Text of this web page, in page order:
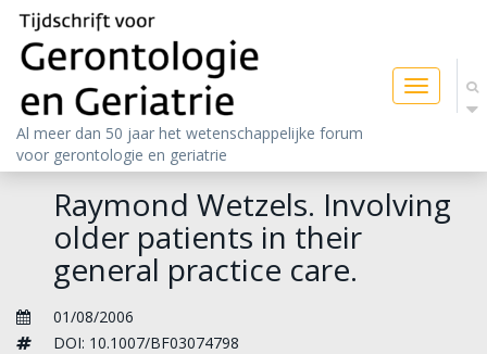
Toggle
navigation
Al meer dan 50 jaar het wetenschappelijke forum
voor gerontologie en geriatrie
Raymond Wetzels. Involving
older patients in their
general practice care.
01/08/2006
DOI: 10.1007/BF03074798